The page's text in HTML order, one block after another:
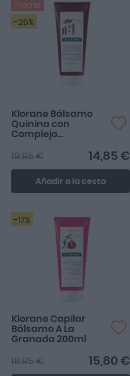
Promo
-26%
Genial, desenreda y deja
Klorane Bálsamo
Quinina con
Complejo
14,85 €
19,95 €
Añadir a la cesta
-17%
Klorane Capilar
Bálsamo A La
Granada 200ml
15,80 €
18,95 €